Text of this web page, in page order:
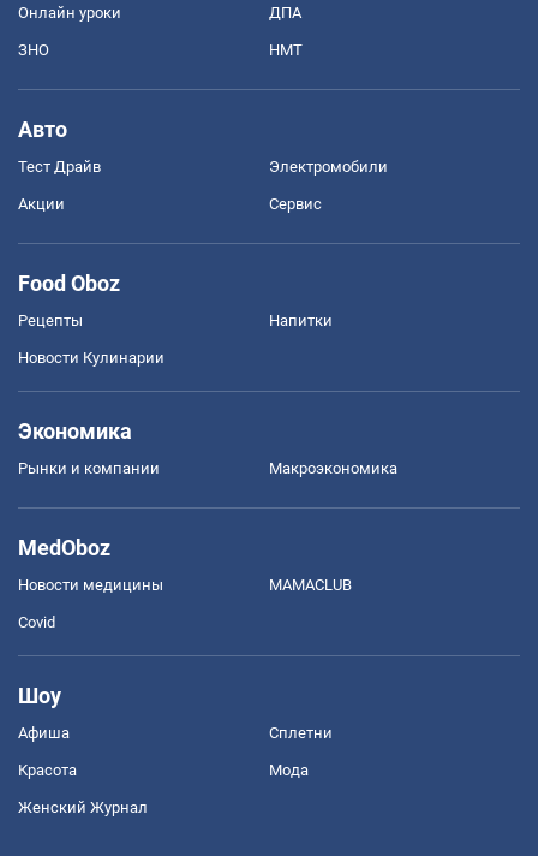
Онлайн уроки ДПА
ЗНО НМТ
Авто
Тест Драйв Электромобили
Акции Сервис
Food Oboz
Рецепты Напитки
Новости Кулинарии
Экономика
Рынки и компании Mакроэкономика
MedOboz
Новости медицины MAMACLUB
Covid
Шоу
Афиша Сплетни
Красота Мода
Женский Журнал